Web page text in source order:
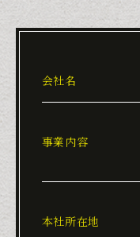
会社名
事業内容
本社所在地